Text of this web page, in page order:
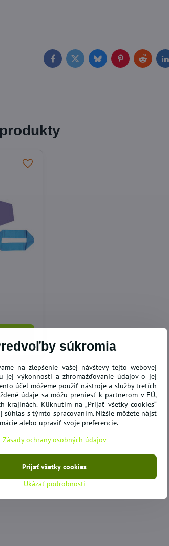
FacebookTwitterBlueskyPinterestReddit
20,40 €
ODPORÚČAME
súkromia
na zlepšenie vašej návštevy tejto webovej
jej výkonnosti a zhromažďovanie údajov o jej
účel môžeme použiť nástroje a služby tretích
údaje sa môžu preniesť k partnerom v EÚ,
krajinách. Kliknutím na „Prijať všetky cookies“
súhlas s týmto spracovaním. Nižšie môžete nájsť
alebo upraviť svoje preferencie.
Zásady ochrany osobných údajov
Ukázať podrobnosti
Prijať všetky cookies